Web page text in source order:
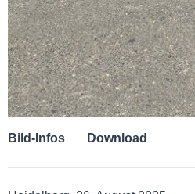
Bild-Infos Download